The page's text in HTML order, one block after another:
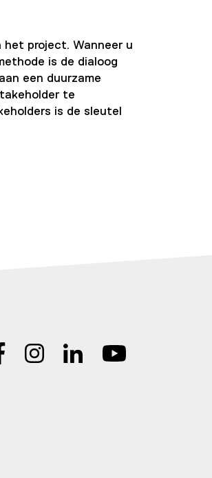
project. Wanneer u
is de dialoog
een duurzame
te
is de sleutel